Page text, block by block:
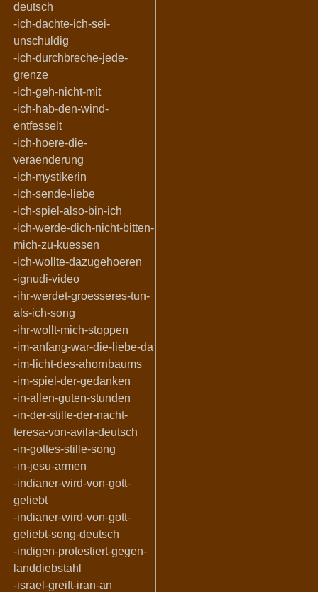
deutsch
-ich-dachte-ich-sei-
unschuldig
-ich-durchbreche-jede-
grenze
-ich-geh-nicht-mit
-ich-hab-den-wind-
entfesselt
-ich-hoere-die-
veraenderung
-ich-mystikerin
-ich-sende-liebe
-ich-spiel-also-bin-ich
-ich-werde-dich-nicht-bitten-
mich-zu-kuessen
-ich-wollte-dazugehoeren
-ignudi-video
-ihr-werdet-groesseres-tun-
als-ich-song
-ihr-wollt-mich-stoppen
-im-anfang-war-die-liebe-da
-im-licht-des-ahornbaums
-im-spiel-der-gedanken
-in-allen-guten-stunden
-in-der-stille-der-nacht-
teresa-von-avila-deutsch
-in-gottes-stille-song
-in-jesu-armen
-indianer-wird-von-gott-
geliebt
-indianer-wird-von-gott-
geliebt-song-deutsch
-indigen-protestiert-gegen-
landdiebstahl
-israel-greift-iran-an